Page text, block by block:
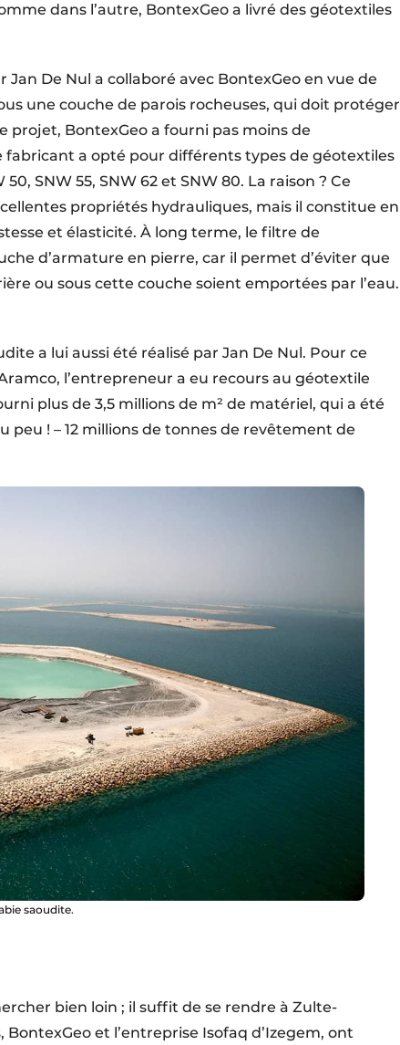
dans l’autre, BontexGeo a livré des géotextiles
De Nul a collaboré avec BontexGeo en vue de
une couche de parois rocheuses, qui doit protéger
projet, BontexGeo a fourni pas moins de
fabricant a opté pour différents types de géotextiles
SNW 55, SNW 62 et SNW 80. La raison ? Ce
propriétés hydrauliques, mais il constitue en
et élasticité. À long terme, le filtre de
d’armature en pierre, car il permet d’éviter que
ou sous cette couche soient emportées par l’eau.
a lui aussi été réalisé par Jan De Nul. Pour ce
l’entrepreneur a eu recours au géotextile
plus de 3,5 millions de m² de matériel, qui a été
peu ! – 12 millions de tonnes de revêtement de
saoudite.
bien loin ; il suffit de se rendre à Zulte-
et l’entreprise Isofaq d’Izegem, ont